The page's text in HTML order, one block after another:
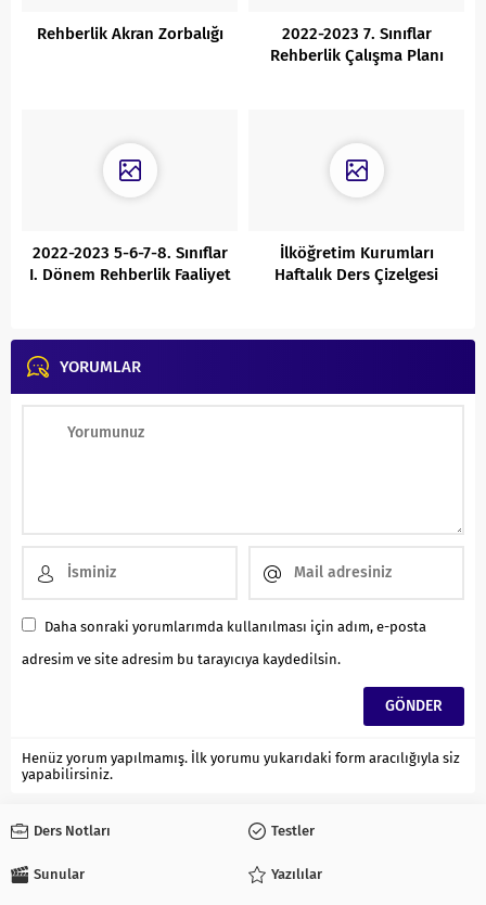
Rehberlik Akran Zorbalığı
2022-2023 7. Sınıflar
Rehberlik Çalışma Planı
2022-2023 5-6-7-8. Sınıflar
I. Dönem Rehberlik Faaliyet
İlköğretim Kurumları
Haftalık Ders Çizelgesi
YORUMLAR
Daha sonraki yorumlarımda kullanılması için adım, e-posta
adresim ve site adresim bu tarayıcıya kaydedilsin.
Henüz yorum yapılmamış. İlk yorumu yukarıdaki form aracılığıyla siz
yapabilirsiniz.
Ders Notları Testler
Sunular Yazılılar